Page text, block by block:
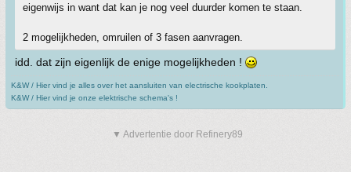
eigenwijs in want dat kan je nog veel duurder komen te staan.
2 mogelijkheden, omruilen of 3 fasen aanvragen.
idd. dat zijn eigenlijk de enige mogelijkheden !
K&W / Hier vind je alles over het aansluiten van electrische kookplaten.
K&W / Hier vind je onze elektrische schema's !
▼ Advertentie door Refinery89